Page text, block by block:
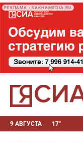
РЕКЛАМА • SAKHAMEDIA.RU
9 АВГУСТА 17°